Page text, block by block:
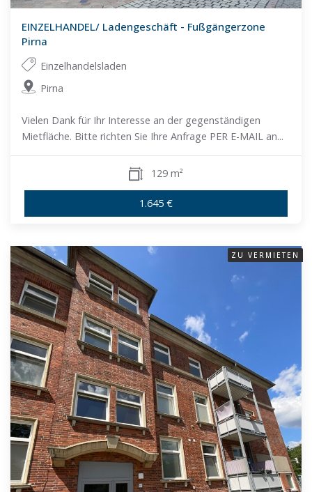
EINZELHANDEL/ Ladengeschäft - Fußgängerzone
Pirna
Einzelhandelsladen
Pirna
Vielen Dank für Ihr Interesse an der gegenständigen
Mietfläche. Bitte richten Sie Ihre Anfrage PER E-MAIL an...
129 m²
1.645 €
ZU VERMIETEN